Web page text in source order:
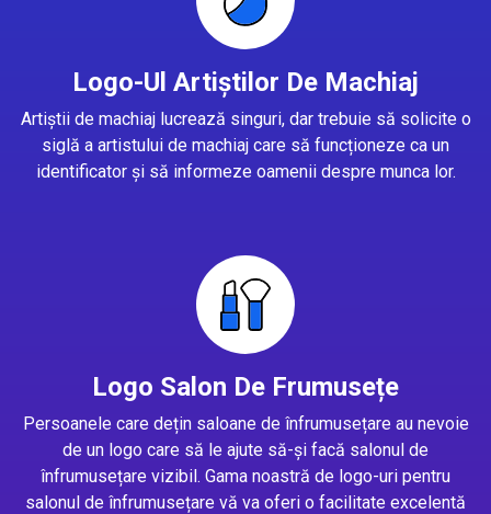
Logo-Ul Artiștilor De Machiaj
Artiștii de machiaj lucrează singuri, dar trebuie să solicite o
siglă a artistului de machiaj care să funcționeze ca un
identificator și să informeze oamenii despre munca lor.
Logo Salon De Frumusețe
Persoanele care dețin saloane de înfrumusețare au nevoie
de un logo care să le ajute să-și facă salonul de
înfrumusețare vizibil. Gama noastră de logo-uri pentru
salonul de înfrumusețare vă va oferi o facilitate excelentă